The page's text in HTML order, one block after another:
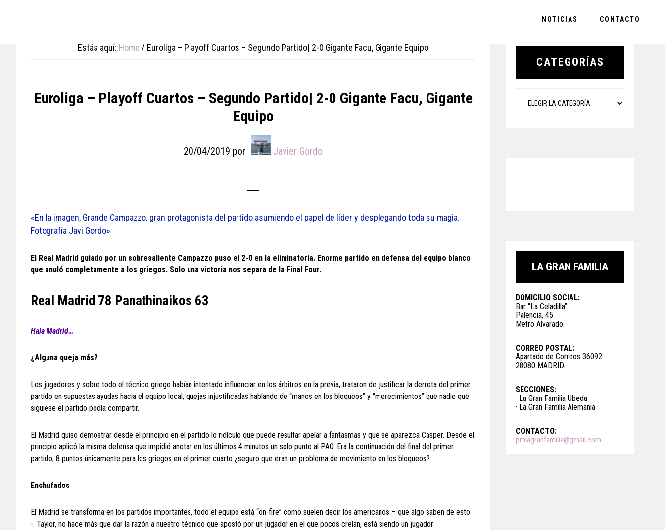
NOTICIAS CONTACTO
Estás aquí: Home / Euroliga – Playoff Cuartos – Segundo Partido| 2-0 Gigante Facu, Gigante Equipo
Euroliga – Playoff Cuartos – Segundo Partido| 2-0 Gigante Facu, Gigante
Equipo
20/04/2019 por Javier Gordo
«En la imagen, Grande Campazzo, gran protagonista del partido asumiendo el papel de líder y desplegando toda su magia.
Fotografía Javi Gordo»
El Real Madrid guiado por un sobresaliente Campazzo puso el 2-0 en la eliminatoria. Enorme partido en defensa del equipo blanco
que anuló completamente a los griegos. Solo una victoria nos separa de la Final Four.
Real Madrid 78 Panathinaikos 63
Hala Madrid…
¿Alguna queja más?
Los jugadores y sobre todo el técnico griego habían intentado influenciar en los árbitros en la previa, trataron de justificar la derrota del primer
partido en supuestas ayudas hacia el equipo local, quejas injustificadas hablando de “manos en los bloqueos” y “merecimientos” que nadie que
siguiese el partido podía compartir.
El Madrid quiso demostrar desde el principio en el partido lo ridículo que puede resultar apelar a fantasmas y que se aparezca Casper. Desde el
principio aplicó la misma defensa que impidió anotar en los últimos 4 minutos un solo punto al PAO. Era la continuación del final del primer
partido, 8 puntos únicamente para los griegos en el primer cuarto ¿seguro que eran un problema de movimiento en los bloqueos?
Enchufados
El Madrid se transforma en los partidos importantes, todo el equipo está “on-fire” como suelen decir los americanos – que algo saben de esto
-. Taylor, no hace más que dar la razón a nuestro técnico que apostó por un jugador en el que pocos creían, está siendo un jugador
Primary
CATEGORÍAS
LA GRAN FAMILIA
DOMICILIO SOCIAL:
Bar “La Celadilla”
Palencia, 45
Metro Alvarado.
CORREO POSTAL:
Apartado de Correos 36092
28080 MADRID.
SECCIONES:
· La Gran Familia Úbeda
· La Gran Familia Alemania
CONTACTO:
pmlagranfamilia@gmail.com